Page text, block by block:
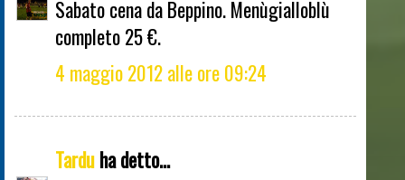
Sabato cena da Beppino. Menùgialloblù
completo 25 €.
4 maggio 2012 alle ore 09:24
Tarduha detto...